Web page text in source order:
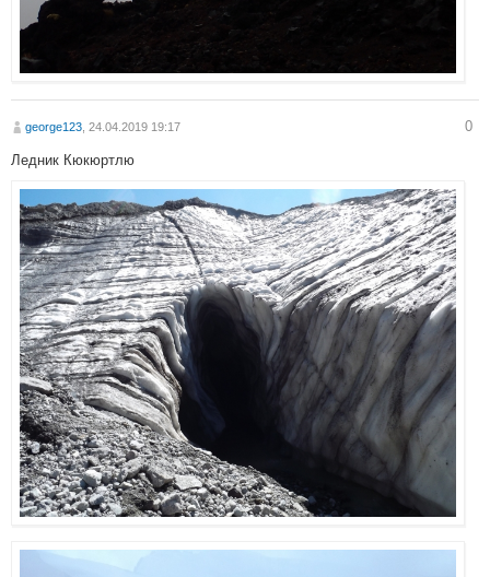
george123 , 24.04.2019 19:17 0
Ледник Кюкюртлю